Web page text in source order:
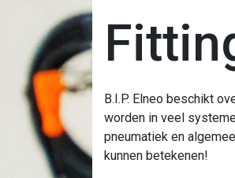
B.I.P. Elneo beschikt
worden in veel
pneumatiek en
kunnen betekenen!